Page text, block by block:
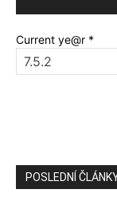
Current ye@r *
POSLEDNÍ